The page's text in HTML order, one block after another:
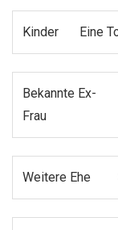
Kinder Eine
Bekannte Ex-
Frau
Weitere Ehe